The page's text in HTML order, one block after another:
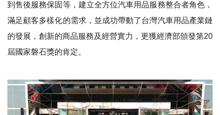
到售後服務保固等，建立全方位汽車用品服務整合者角色，
滿足顧客多樣化的需求，並成功帶動了台灣汽車用品產業鏈
的發展，創新的商品服務及經營實力，更獲經濟部頒發第20
屆國家磐石獎的肯定。